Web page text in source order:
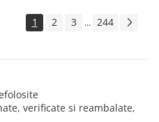
1 2 3 ... 244
verificate si reambalate,